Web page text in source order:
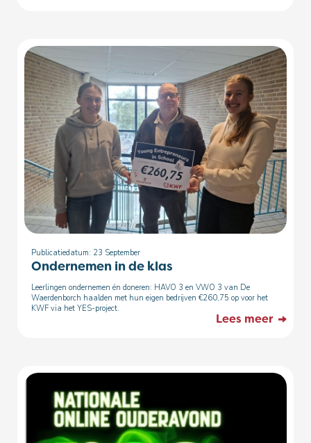
Publicatiedatum: 23 September
Ondernemen in de klas
Leerlingen ondernemen én doneren: HAVO 3 en VWO 3 van De
Waerdenborch haalden met hun eigen bedrijven €260,75 op voor het
KWF via het YES-project.
Lees meer